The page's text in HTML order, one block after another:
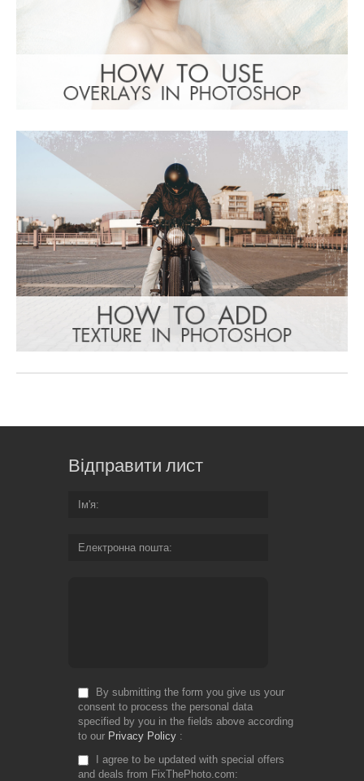
Відправити лист
Ім'я
Електронна пошта
By submitting the form you give us your
consent to process the personal data
specified by you in the fields above according
to our Privacy Policy
I agree to be updated with special offers
and deals from FixThePhoto.com